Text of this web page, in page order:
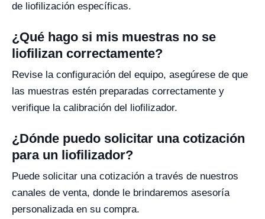
de liofilización específicas.
¿Qué hago si mis muestras no se
liofilizan correctamente?
Revise la configuración del equipo, asegúrese de que
las muestras estén preparadas correctamente y
verifique la calibración del liofilizador.
¿Dónde puedo solicitar una cotización
para un liofilizador?
Puede solicitar una cotización a través de nuestros
canales de venta, donde le brindaremos asesoría
personalizada en su compra.